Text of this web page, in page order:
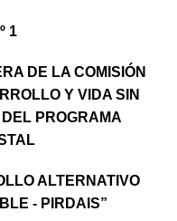
1
DE LA COMISIÓN
Y VIDA SIN
PROGRAMA
ALTERNATIVO
- PIRDAIS”